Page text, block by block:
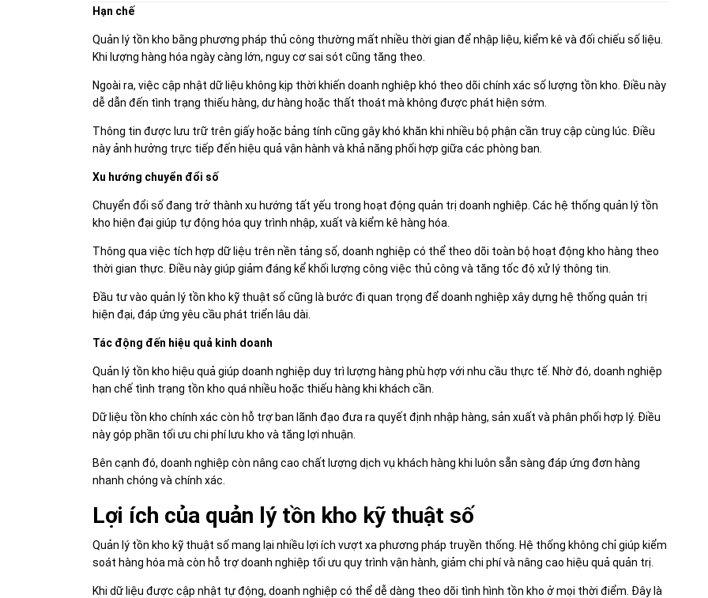
Hạn chế
Quản lý tồn kho bằng phương pháp thủ công thường mất nhiều thời gian để nhập liệu, kiểm kê và đối chiếu số liệu.
Khi lượng hàng hóa ngày càng lớn, nguy cơ sai sót cũng tăng theo.
Ngoài ra, việc cập nhật dữ liệu không kịp thời khiến doanh nghiệp khó theo dõi chính xác số lượng tồn kho. Điều này
dễ dẫn đến tình trạng thiếu hàng, dư hàng hoặc thất thoát mà không được phát hiện sớm.
Thông tin được lưu trữ trên giấy hoặc bảng tính cũng gây khó khăn khi nhiều bộ phận cần truy cập cùng lúc. Điều
này ảnh hưởng trực tiếp đến hiệu quả vận hành và khả năng phối hợp giữa các phòng ban.
Xu hướng chuyển đổi số
Chuyển đổi số đang trở thành xu hướng tất yếu trong hoạt động quản trị doanh nghiệp. Các hệ thống quản lý tồn
kho hiện đại giúp tự động hóa quy trình nhập, xuất và kiểm kê hàng hóa.
Thông qua việc tích hợp dữ liệu trên nền tảng số, doanh nghiệp có thể theo dõi toàn bộ hoạt động kho hàng theo
thời gian thực. Điều này giúp giảm đáng kể khối lượng công việc thủ công và tăng tốc độ xử lý thông tin.
Đầu tư vào quản lý tồn kho kỹ thuật số cũng là bước đi quan trọng để doanh nghiệp xây dựng hệ thống quản trị
hiện đại, đáp ứng yêu cầu phát triển lâu dài.
Tác động đến hiệu quả kinh doanh
Quản lý tồn kho hiệu quả giúp doanh nghiệp duy trì lượng hàng phù hợp với nhu cầu thực tế. Nhờ đó, doanh nghiệp
hạn chế tình trạng tồn kho quá nhiều hoặc thiếu hàng khi khách cần.
Dữ liệu tồn kho chính xác còn hỗ trợ ban lãnh đạo đưa ra quyết định nhập hàng, sản xuất và phân phối hợp lý. Điều
này góp phần tối ưu chi phí lưu kho và tăng lợi nhuận.
Bên cạnh đó, doanh nghiệp còn nâng cao chất lượng dịch vụ khách hàng khi luôn sẵn sàng đáp ứng đơn hàng
nhanh chóng và chính xác.
Lợi ích của quản lý tồn kho kỹ thuật số
Quản lý tồn kho kỹ thuật số mang lại nhiều lợi ích vượt xa phương pháp truyền thống. Hệ thống không chỉ giúp kiểm
soát hàng hóa mà còn hỗ trợ doanh nghiệp tối ưu quy trình vận hành, giảm chi phí và nâng cao hiệu quả quản trị.
Khi dữ liệu được cập nhật tự động, doanh nghiệp có thể dễ dàng theo dõi tình hình tồn kho ở mọi thời điểm. Đây là